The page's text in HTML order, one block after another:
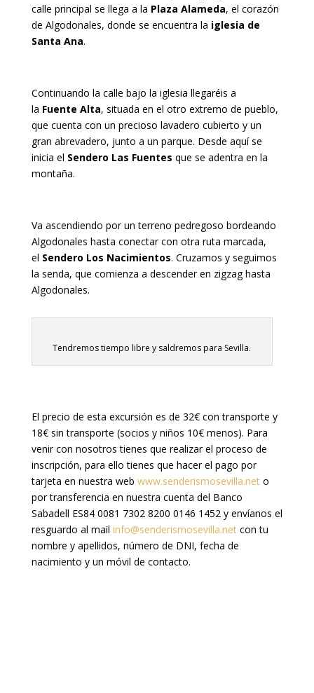
calle principal se llega a la Plaza Alameda, el corazón
de Algodonales, donde se encuentra la iglesia de
Santa Ana.
Continuando la calle bajo la iglesia llegaréis a
la Fuente Alta, situada en el otro extremo de pueblo,
que cuenta con un precioso lavadero cubierto y un
gran abrevadero, junto a un parque. Desde aquí se
inicia el Sendero Las Fuentes que se adentra en la
montaña.
Va ascendiendo por un terreno pedregoso bordeando
Algodonales hasta conectar con otra ruta marcada,
el Sendero Los Nacimientos. Cruzamos y seguimos
la senda, que comienza a descender en zigzag hasta
Algodonales.
Tendremos tiempo libre y saldremos para Sevilla.
El precio de esta excursión es de 32€ con transporte y
18€ sin transporte (socios y niños 10€ menos). Para
venir con nosotros tienes que realizar el proceso de
inscripción, para ello tienes que hacer el pago por
tarjeta en nuestra web www.senderismosevilla.neto
por transferencia en nuestra cuenta del Banco
Sabadell ES84 0081 7302 8200 0146 1452 y envíanos el
resguardo al mail info@senderismosevilla.netcon tu
nombre y apellidos, número de DNI, fecha de
nacimiento y un móvil de contacto.